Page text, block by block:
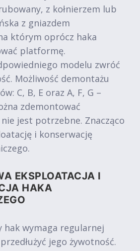
z kołnierzem lub
z gniazdem
którym oprócz haka
platformę.
modelu zwróć
Możliwość demontażu
C, B, E oraz A, F, G –
zdemontować
jest potrzebne. Znacząco
i konserwację
EKSPLOATACJA I
HAKA
hak wymaga regularnej
jego żywotność.